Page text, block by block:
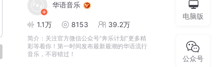
华语音乐
1.1万 8153 39.2万
简介： 关注官方微信公众号“奔乐计划”更多精
彩等着你！第一时间发布最新最潮的华语流行
音乐，不容错过！
电脑版
公众号